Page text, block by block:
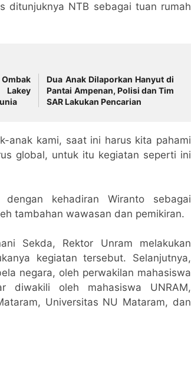
ditunjuknya NTB sebagai tuan rumah
Dua Anak Dilaporkan Hanyut di
Pantai Ampenan, Polisi dan Tim
SAR Lakukan Pencarian
anak kami, saat ini harus kita pahami
global, untuk itu kegiatan seperti ini
kehadiran Wiranto sebagai
tambahan wawasan dan pemikiran.
Sekda, Rektor Unram melakukan
kegiatan tersebut. Selanjutnya,
negara, oleh perwakilan mahasiswa
diwakili oleh mahasiswa UNRAM,
Universitas NU Mataram, dan